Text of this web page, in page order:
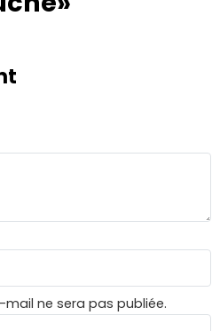
ne sera pas publiée.